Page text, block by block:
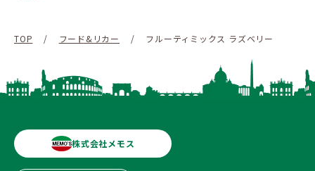
TOP / フード&リカー / フルーティミックス ラズベリー
株式会社メモス